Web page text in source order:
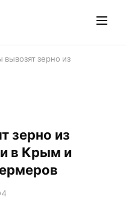
зерно из
зерно из
в Крым и